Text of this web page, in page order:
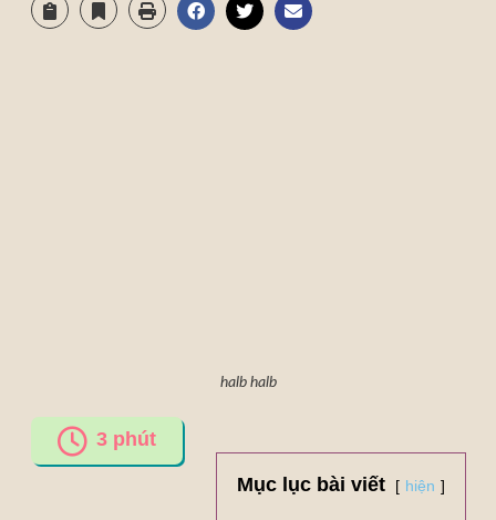
halb halb
3 phút
Mục lục bài viết hiện